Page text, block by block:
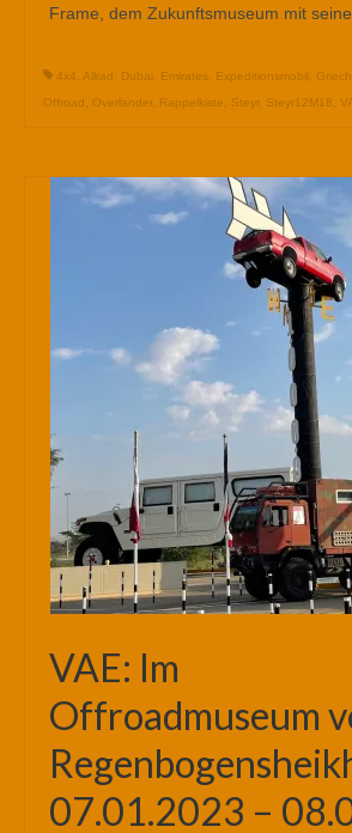
Frame, dem Zukunftsmuseum mit
4x4 Allrad Dubai Emirates Expeditionsmobil
Offroad
Overlander, Rappelkiste Steyr, Steyr12M18
VAE: Im
Offroadmuseum
07.01.2023 –